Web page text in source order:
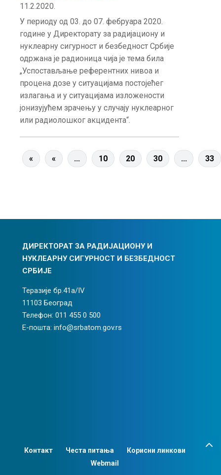
11.2.2020.
У периоду од 03. до 07. фебруара 2020.
године у Директорату за радијациону и
нуклеарну сигурност и безбедност Србије
одржана је радионица чија је тема била
„Успостављање референтних нивоа и
процена дозе у ситуацијама постојећег
излагања и у ситуацијама изложености
јонизујућем зрачењу у случају нуклеарног
или радиолошког акцидента“.
« « ... 10 20 30 ... 33
ДИРЕКТОРАТ ЗА РАДИЈАЦИОНУ И
НУКЛЕАРНУ СИГУРНОСТ И БЕЗБЕДНОСТ
СРБИЈЕ
Теразије бр.41а/IV
11103 Београд
Телефон: 011 455 0 500
Е-пошта: info@srbatom.gov.rs
Контакт Честа питања
Корисни линкови
Webmail